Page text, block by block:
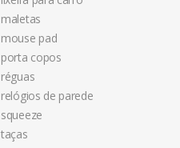
maletas
mouse pad
porta copos
réguas
relógios de parede
squeeze
taças